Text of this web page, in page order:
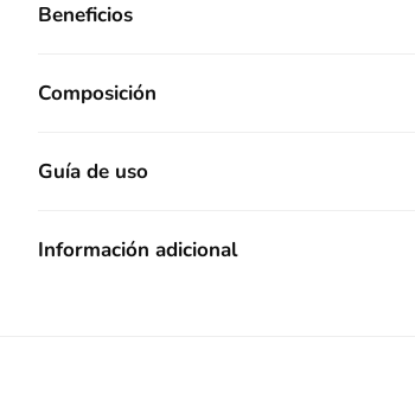
Beneficios
Composición
Guía de uso
Información adicional